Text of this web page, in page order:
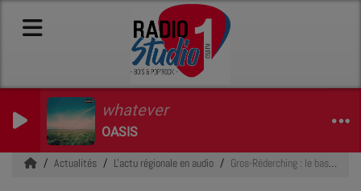
whatever
OASIS
Actualités L'actu régionale en audio Gros-Réderching : le bassin « Am Thal » restauré après les crues de 2024